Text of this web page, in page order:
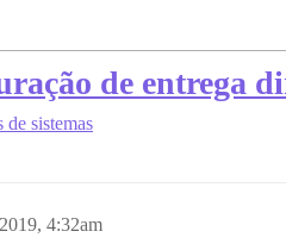
de entrega
sistemas
4:32am